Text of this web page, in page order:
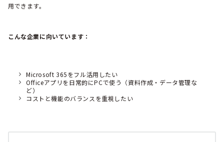
用できます。
こんな企業に向いています：
Microsoft 365をフル活用したい
Officeアプリを日常的にPCで使う（資料作成・データ管理な
ど）
コストと機能のバランスを重視したい